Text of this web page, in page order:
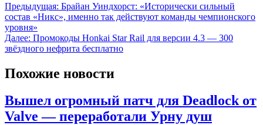
Предыдущая: Брайан Уиндхорст: «Исторически сильный
состав «Никс», именно так действуют команды чемпионского
уровня»
Далее: Промокоды Honkai Star Rail для версии 4.3 — 300
звёздного нефрита бесплатно
Похожие новости
Вышел огромный патч для Deadlock от
Valve — переработали Урну душ